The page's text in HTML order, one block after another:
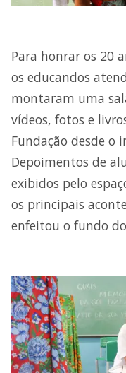
Para honrar os 20
os educandos
montaram uma
vídeos, fotos e
Fundação desde o
Depoimentos de
exibidos pelo
os principais
enfeitou o fundo